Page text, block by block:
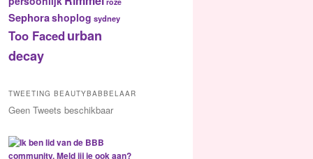
Sephorashoplog sydney
Too Faced urban
decay
TWEETING BEAUTYBABBELAAR
Geen Tweets beschikbaar